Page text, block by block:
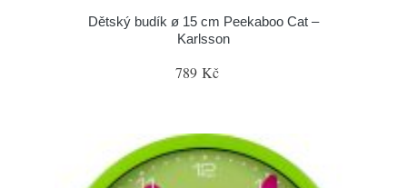
Dětský budík ø 15 cm Peekaboo Cat –
Karlsson
789 Kč